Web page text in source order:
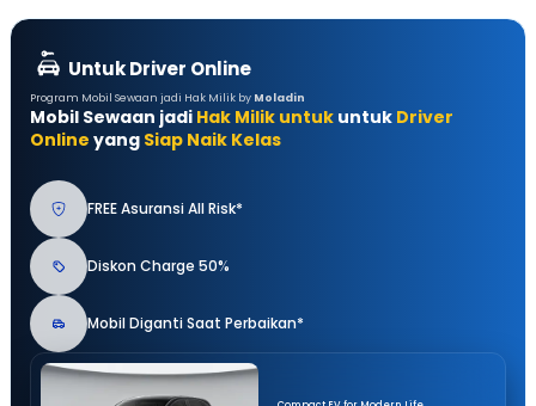
Untuk Driver Online
Program Mobil Sewaan jadi Hak Milik by Moladin
Mobil Sewaan jadi Hak Milik untuk untuk Driver
Online yang Siap Naik Kelas
FREE Asuransi All Risk*
Diskon Charge 50%
Mobil Diganti Saat Perbaikan*